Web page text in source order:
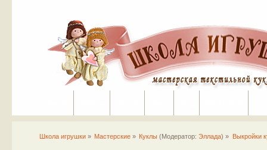
Школа игрушки» Мастерские » Куклы (Модератор:Эллада) » Выкройки